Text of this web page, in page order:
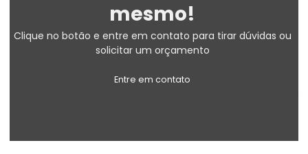
mesmo!
Clique no botão e entre em contato para tirar dúvidas ou
solicitar um orçamento
Entre em contato